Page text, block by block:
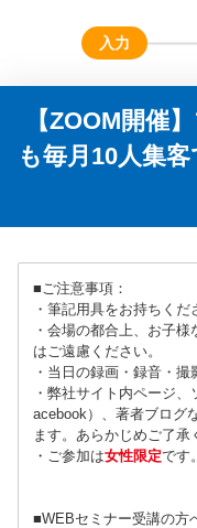
【ZOOM開催
も毎月10人集
■ご注意事項：
・筆記用具をお持ちくだ
・会場の都合上、お子
はご遠慮ください。
・当日の録画・録音・撮
・弊社サイト内ページ
acebook）、著者ブログ
ます。あらかじめご了承
・ご参加は女性限定です。
■WEBセミナー受講の方